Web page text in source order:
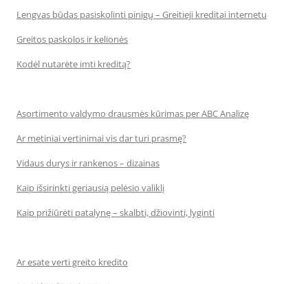
Lengvas būdas pasiskolinti pinigų – Greitieji kreditai internetu
Greitos paskolos ir kelionės
Kodėl nutarėte imti kreditą?
Asortimento valdymo drausmės kūrimas per ABC Analizę
Ar metiniai vertinimai vis dar turi prasmę?
Vidaus durys ir rankenos – dizainas
Kaip išsirinkti geriausią pelėsio valiklį
Kaip prižiūrėti patalynę – skalbti, džiovinti, lyginti
Ar esate verti greito kredito